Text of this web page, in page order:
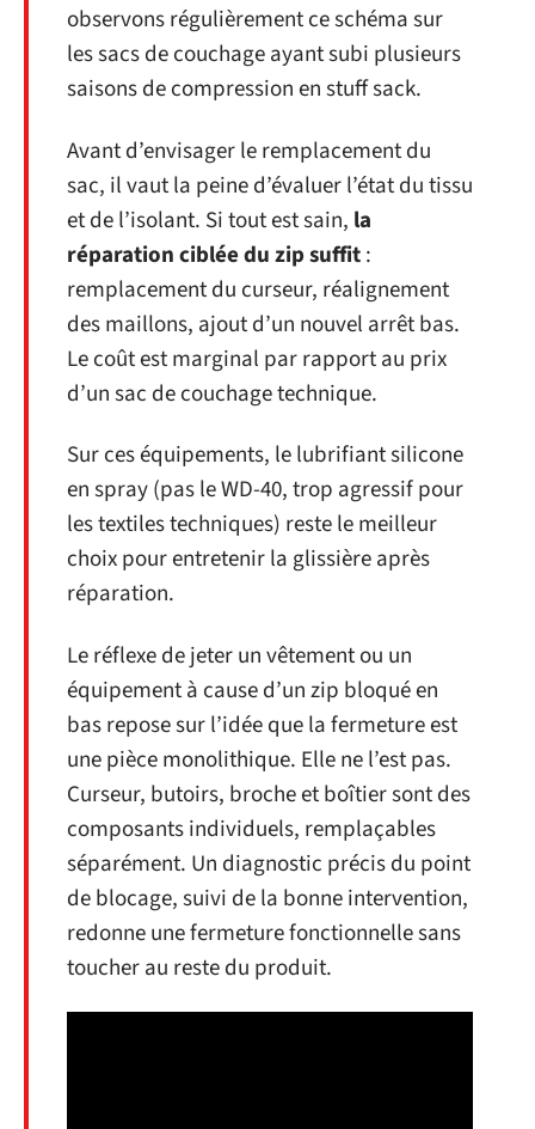
observons régulièrement ce schéma sur
les sacs de couchage ayant subi plusieurs
saisons de compression en stuff sack.
Avant d’envisager le remplacement du
sac, il vaut la peine d’évaluer l’état du tissu
et de l’isolant. Si tout est sain, la
réparation ciblée du zip suffit:
remplacement du curseur, réalignement
des maillons, ajout d’un nouvel arrêt bas.
Le coût est marginal par rapport au prix
d’un sac de couchage technique.
Sur ces équipements, le lubrifiant silicone
en spray (pas le WD-40, trop agressif pour
les textiles techniques) reste le meilleur
choix pour entretenir la glissière après
réparation.
Le réflexe de jeter un vêtement ou un
équipement à cause d’un zip bloqué en
bas repose sur l’idée que la fermeture est
une pièce monolithique. Elle ne l’est pas.
Curseur, butoirs, broche et boîtier sont des
composants individuels, remplaçables
séparément. Un diagnostic précis du point
de blocage, suivi de la bonne intervention,
redonne une fermeture fonctionnelle sans
toucher au reste du produit.